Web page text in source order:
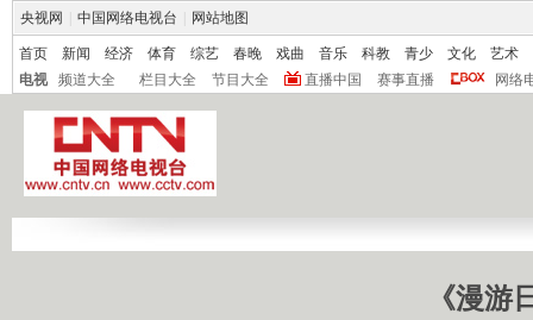
央视网 中国网络电视台 网站地图
首页 新闻 经济 体育 综艺 春晚 戏曲 音乐 科教 青少 文化
艺术
电视
频道大全 栏目大全 节目大全 直播中国 赛事直播 网络
《漫游